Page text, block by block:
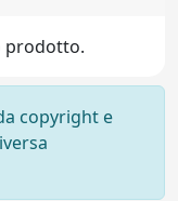
prodotto.
copyright e